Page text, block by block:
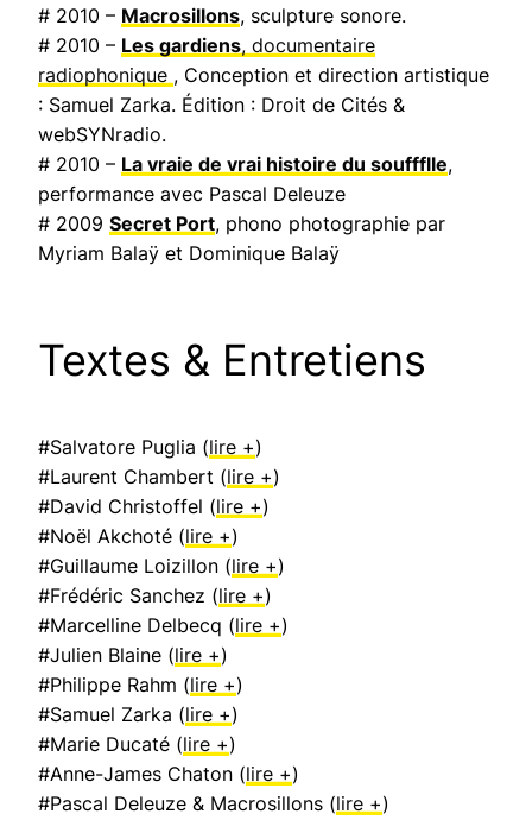
# 2010 – Macrosillons, sculpture sonore.
# 2010 – Les gardiens, documentaire
radiophonique , Conception et direction artistique
: Samuel Zarka. Édition : Droit de Cités &
webSYNradio.
# 2010 – La vraie de vrai histoire du souffflle,
performance avec Pascal Deleuze
# 2009 Secret Port, phono photographie par
Myriam Balaÿ et Dominique Balaÿ
Textes & Entretiens
#Salvatore Puglia (lire +)
#Laurent Chambert (lire +)
#David Christoffel (lire +)
#Noël Akchoté (lire +)
#Guillaume Loizillon (lire +)
#Frédéric Sanchez (lire +)
#Marcelline Delbecq (lire +)
#Julien Blaine (lire +)
#Philippe Rahm (lire +)
#Samuel Zarka (lire +)
#Marie Ducaté (lire +)
#Anne-James Chaton (lire +)
#Pascal Deleuze & Macrosillons (lire +)